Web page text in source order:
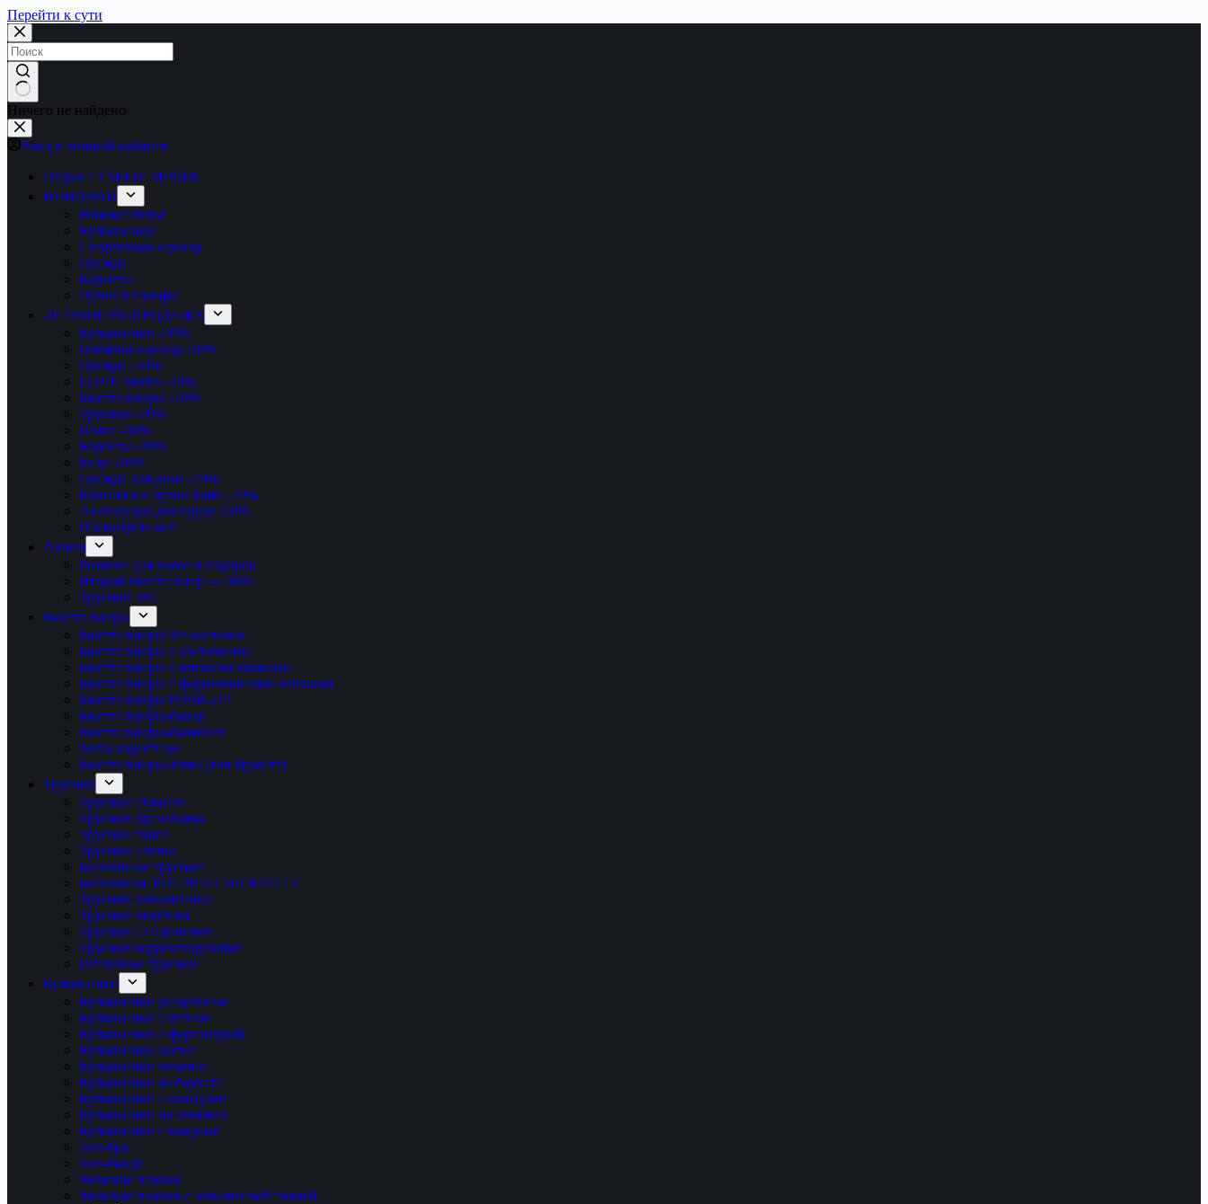
Перейти к сути
Ничего не найдено
Вход в личный кабинет
Отдых с ÉMILIE MUSÉE
НОВИНКИ
Нижнее бельё
Купальники
Спортивная одежда
Одежда
Корсеты
Чулки и гольфы
ЛЕТНЯЯ РАСПРОДАЖА
Купальники -70%
Пляжная одежда -70%
Одежда -50%
LOVE Stories -70%
Бюстгальтеры -70%
Трусики -70%
Пояса -60%
Корсеты -70%
Боди -70%
Одежда для дома -70%
Колготки и чулки Falke -70%
Аксессуары для груди -50%
Посмотреть всё
Акции
Резинка для волос в подарок
Второй бюстгальтер — 30%
Трусики 3+1
Бюстгальтеры
Бюстгальтеры без косточек
Бюстгальтеры с косточками
Бюстгальтеры с мягкими чашками
Бюстгальтеры с формованными чашками
Бюстгальтеры PUSH-UP
Бюстгальтеры-бандо
Бюстгальтеры-балконет
Топы корсетные
Бюстгальтеры-топы (топ бралетт)
Трусики
Трусики стринги
Трусики бразильяна
Трусики танга
Трусики слипы
Бесшовные трусики
Бесшовные PULPIES CHANTELLE
Трусики завышенные
Трусики шортики
Трусики с надписями
Трусики корректирующие
Шёлковые трусики
Купальники
Купальники раздельные
Купальники слитные
Купальники с фурнитурой
Купальники жатые
Купальники вязаные
Купальники из бархата
Купальники с кольцами
Купальники на завязках
Купальники с макраме
Топ-бра
Топ-бандо
Женские плавки
Женские плавки с завышенной талией